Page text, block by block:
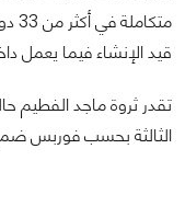
قيد الإنشاء فيما يعمل داخل
الثالثة بحسب فوربس